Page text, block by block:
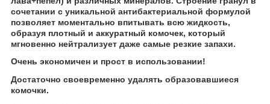
сочетании с уникальной антибактериальной формулой
позволяет моментально впитывать всю жидкость,
образуя плотный и аккуратный комочек, который
мгновенно нейтрализует даже самые резкие запахи.
Очень экономичен и прост в использовании!
Достаточно своевременно удалять образовавшиеся
комочки.